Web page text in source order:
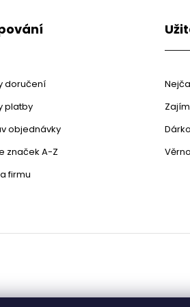
doručení
platby
objednávky
značek A-Z
firmu